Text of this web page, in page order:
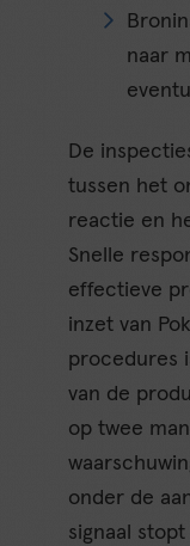
naar
De
tussen het
reactie en
Snelle
effectieve
inzet van
procedures
van de
op twee
onder de
signaal